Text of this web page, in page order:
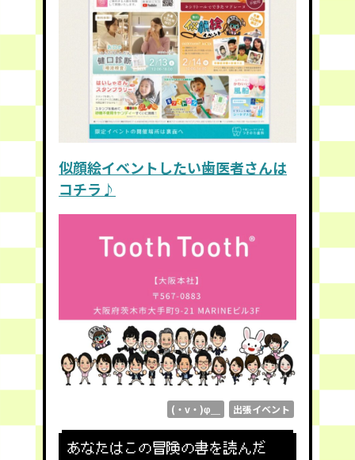
似顔絵イベントしたい歯医者さんは
コチラ♪
(・v・)φ＿ 出張イベント
あなたはこの冒険の書を読んだ